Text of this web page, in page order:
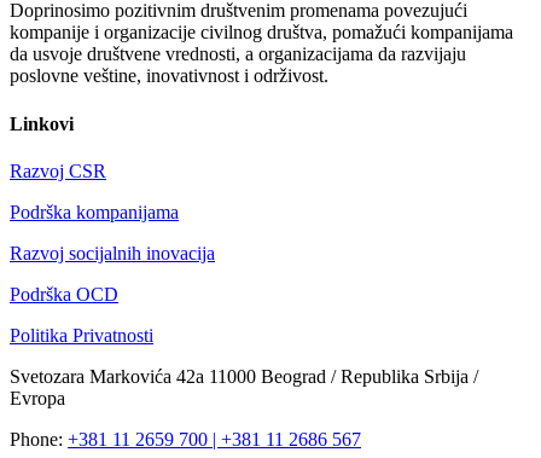
Doprinosimo pozitivnim društvenim promenama povezujući
kompanije i organizacije civilnog društva, pomažući kompanijama
da usvoje društvene vrednosti, a organizacijama da razvijaju
poslovne veštine, inovativnost i održivost.
Linkovi
Razvoj CSR
Podrška kompanijama
Razvoj socijalnih inovacija
Podrška OCD
Politika Privatnosti
Svetozara Markovića 42a 11000 Beograd / Republika Srbija /
Evropa
Phone: +381 11 2659 700 | +381 11 2686 567